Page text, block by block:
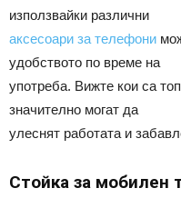
използвайки различни
аксесоари за телефони
удобството по време на
употреба. Вижте кои са
значително могат да
улеснят работата и
Стойка за мобилен